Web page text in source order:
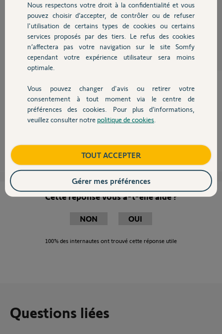
Chauffage
Autres produits
Devis avec un pro
Contact
David C.
il y a presque 9 ans
Participer au fil de discussion
vérifiez que le transmetteur soit bien fermé !
Cette réponse vous a-t-elle aidé ?
NON OUI
100% des internautes ont trouvé cette réponse utile
Questions liées
Nous respectons votre droit à la confidentialité et vous
pouvez choisir d’accepter, de contrôler ou de refuser
l'utilisation de certains types de cookies ou certains
services proposés par des tiers. Le refus des cookies
n’affectera pas votre navigation sur le site Somfy
cependant votre expérience utilisateur sera moins
optimale.
Vous pouvez changer d'avis ou retirer votre
consentement à tout moment via le centre de
préférences des cookies. Pour plus d’informations,
veuillez consulter notre politique de cookies
TOUT ACCEPTER
Gérer mes préférences